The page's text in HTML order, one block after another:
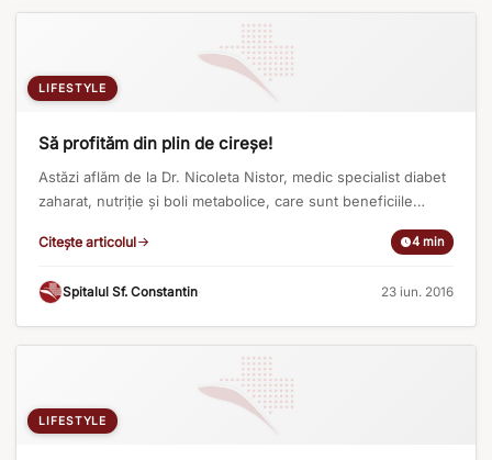
LIFESTYLE
Să profităm din plin de cireșe!
Astăzi aflăm de la Dr. Nicoleta Nistor, medic specialist diabet
zaharat, nutriție și boli metabolice, care sunt beneficiile
cireșelor pentru sănătate. A venit vremea cireşelor însă
puţini dintre noi știu câte efecte miraculoase au atât fructele,
doar fructe gustoase, dar și sănătoase, reprezentând o
resursă foarte [...]
Citește articolul 4 min
Spitalul Sf. Constantin· 23 iun. 2016
LIFESTYLE